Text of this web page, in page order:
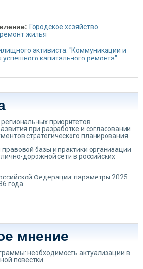
Городское хозяйство
жилья
активиста: "Коммуникации и
капитального ремонта"
приоритетов
при разработке и согласовании
стратегического планирования
базы и практики организации
дорожной сети в российских
Федерации: параметры 2025
года
мнение
необходимость актуализации в
повестки